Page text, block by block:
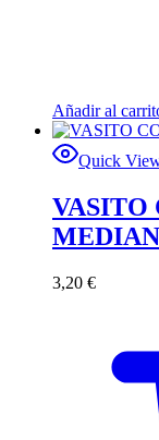
Añadir al
Quick
VASITO
3,20 €